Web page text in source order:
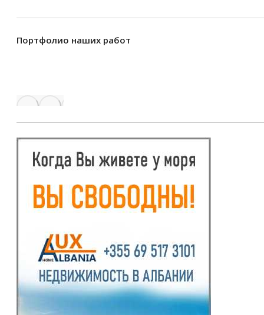
Портфолио наших работ